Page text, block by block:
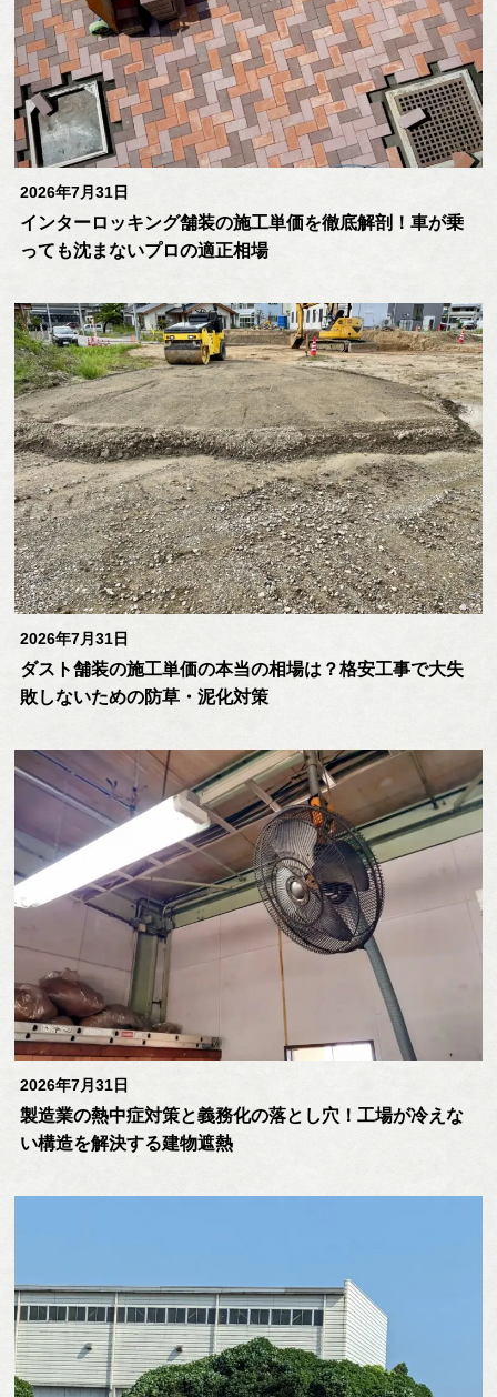
2026年7月31日
インターロッキング舗装の施工単価を徹底解剖！車が乗
っても沈まないプロの適正相場
2026年7月31日
ダスト舗装の施工単価の本当の相場は？格安工事で大失
敗しないための防草・泥化対策
2026年7月31日
製造業の熱中症対策と義務化の落とし穴！工場が冷えな
い構造を解決する建物遮熱